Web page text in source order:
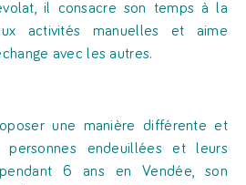
il consacre son temps à la
activités manuelles et aime
avec les autres.
une manière différente et
personnes endeuillées et leurs
6 ans en Vendée, son